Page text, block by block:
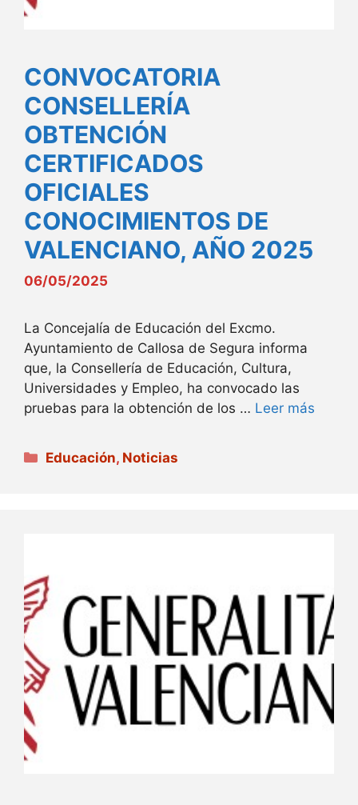
CONVOCATORIA
CONSELLERÍA
OBTENCIÓN
CERTIFICADOS
OFICIALES
CONOCIMIENTOS DE
VALENCIANO, AÑO 2025
06/05/2025
La Concejalía de Educación del Excmo.
Ayuntamiento de Callosa de Segura informa
que, la Consellería de Educación, Cultura,
Universidades y Empleo, ha convocado las
pruebas para la obtención de los … Leer más
Categorías
Educación, Noticias